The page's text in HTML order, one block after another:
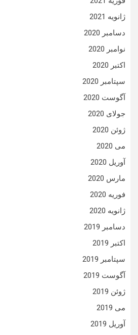
ژانویه 2021
دسامبر 2020
نوامبر 2020
اکتبر 2020
سپتامبر 2020
آگوست 2020
جولای 2020
ژوئن 2020
می 2020
آوریل 2020
مارس 2020
فوریه 2020
ژانویه 2020
دسامبر 2019
اکتبر 2019
سپتامبر 2019
آگوست 2019
ژوئن 2019
می 2019
آوریل 2019